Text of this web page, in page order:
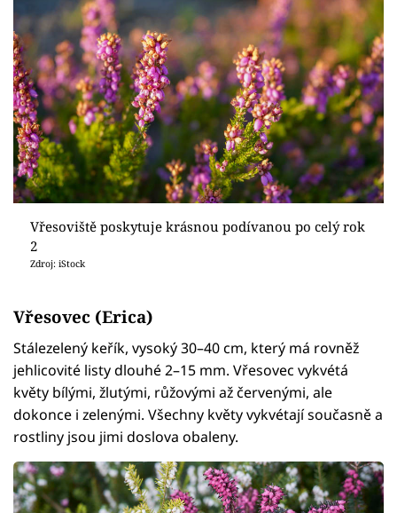
Vřesoviště poskytuje krásnou podívanou po celý rok
2
Zdroj: iStock
Vřesovec (Erica)
Stálezelený keřík, vysoký 30–40 cm, který má rovněž
jehlicovité listy dlouhé 2–15 mm. Vřesovec vykvétá
květy bílými, žlutými, růžovými až červenými, ale
dokonce i zelenými. Všechny květy vykvétají současně a
rostliny jsou jimi doslova obaleny.